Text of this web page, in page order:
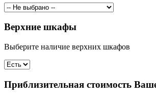
Верхние шкафы
Выберите наличие верхних шкафов
Приблизительная стоимость